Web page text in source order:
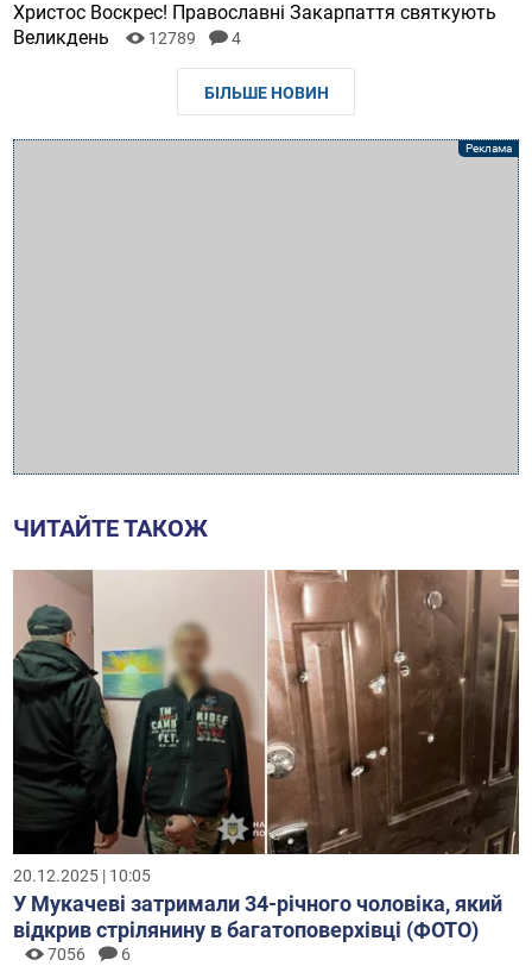
Христос Воскрес! Православні Закарпаття святкують
Великдень
12789 4
БІЛЬШЕ НОВИН
ЧИТАЙТЕ ТАКОЖ
20.12.2025 | 10:05
У Мукачеві затримали 34-річного чоловіка, який
відкрив стрілянину в багатоповерхівці (ФОТО)
7056 6